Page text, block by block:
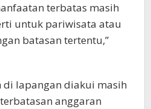
terbatas masih
untuk pariwisata atau
batasan tertentu,”
di lapangan diakui masih
anggaran